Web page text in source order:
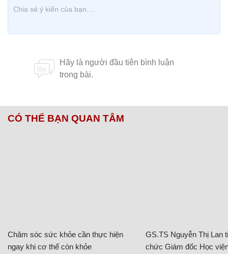
CÓ THỂ BẠN QUAN TÂM
Chăm sóc sức khỏe cần thực hiện
ngay khi cơ thể còn khỏe
GS.TS Nguyễn Thị Lan
chức Giám đốc Học